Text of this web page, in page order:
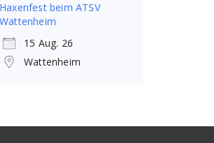
Haxenfest beim ATSV
Wattenheim
15 Aug. 26
Wattenheim